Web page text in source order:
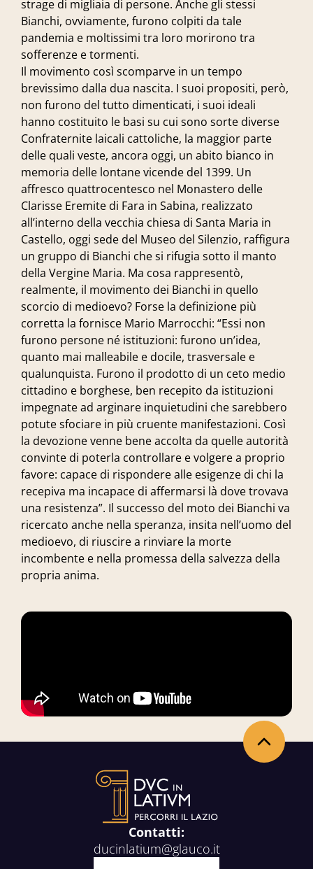
strage di migliaia di persone. Anche gli stessi
Bianchi, ovviamente, furono colpiti da tale
pandemia e moltissimi tra loro morirono tra
sofferenze e tormenti.
Il movimento così scomparve in un tempo
brevissimo dalla dua nascita. I suoi propositi, però,
non furono del tutto dimenticati, i suoi ideali
hanno costituito le basi su cui sono sorte diverse
Confraternite laicali cattoliche, la maggior parte
delle quali veste, ancora oggi, un abito bianco in
memoria delle lontane vicende del 1399. Un
affresco quattrocentesco nel Monastero delle
Clarisse Eremite di Fara in Sabina, realizzato
all’interno della vecchia chiesa di Santa Maria in
Castello, oggi sede del Museo del Silenzio, raffigura
un gruppo di Bianchi che si rifugia sotto il manto
della Vergine Maria. Ma cosa rappresentò,
realmente, il movimento dei Bianchi in quello
scorcio di medioevo? Forse la definizione più
corretta la fornisce Mario Marrocchi: “Essi non
furono persone né istituzioni: furono un’idea,
quanto mai malleabile e docile, trasversale e
qualunquista. Furono il prodotto di un ceto medio
cittadino e borghese, ben recepito da istituzioni
impegnate ad arginare inquietudini che sarebbero
potute sfociare in più cruente manifestazioni. Così
la devozione venne bene accolta da quelle autorità
convinte di poterla controllare e volgere a proprio
favore: capace di rispondere alle esigenze di chi la
recepiva ma incapace di affermarsi là dove trovava
una resistenza”. Il successo del moto dei Bianchi va
ricercato anche nella speranza, insita nell’uomo del
medioevo, di riuscire a rinviare la morte
incombente e nella promessa della salvezza della
propria anima.
Contatti:
ducinlatium@glauco.it
Torna in alto